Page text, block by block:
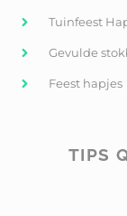
Tuinfeest
Gevulde
Feest hapjes
TIPS